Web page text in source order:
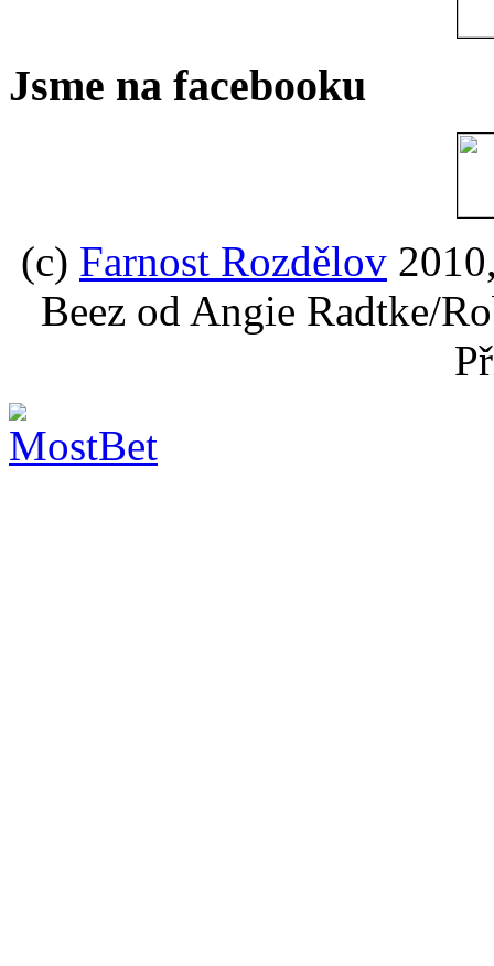
Jsme na facebooku
(c) Farnost Rozdělov
Beez od Angie Radtke/